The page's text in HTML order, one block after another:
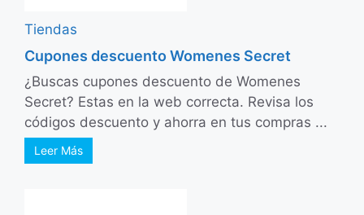
Tiendas
Cupones descuento Womenes Secret
¿Buscas cupones descuento de Womenes
Secret? Estas en la web correcta. Revisa los
códigos descuento y ahorra en tus compras ...
Leer Más